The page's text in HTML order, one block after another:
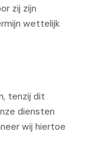
zij zijn
wettelijk
tenzij dit
diensten
wij hiertoe